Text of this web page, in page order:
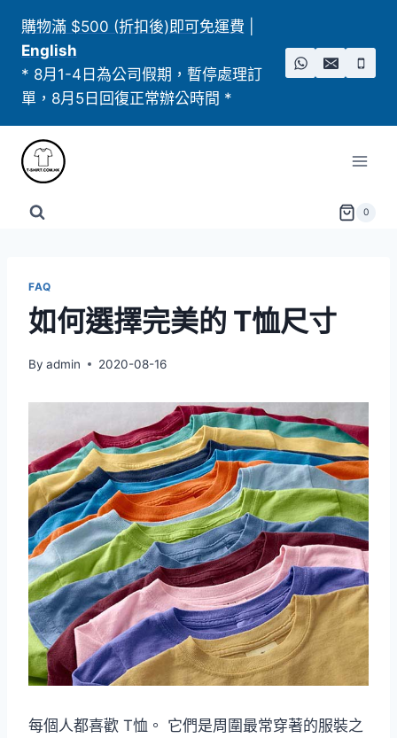
content
購物滿 $500 (折扣後)即可免運費
English
* 8月1-4日為公司假期，暫停處理訂
單，8月5日回復正常辦公時間 *
0
FAQ
如何選擇完美的 T恤尺寸
By admin 2020-08-16
每個人都喜歡 T恤。 它們是周圍最常穿著的服裝之